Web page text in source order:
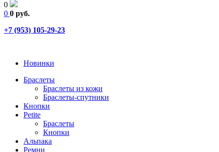
0
0 0 руб.
+7 (953) 105-29-23
Новинки
Браслеты
Браслеты из кожи
Браслеты-спутники
Кнопки
Petite
Браслеты
Кнопки
Альпака
Ремни